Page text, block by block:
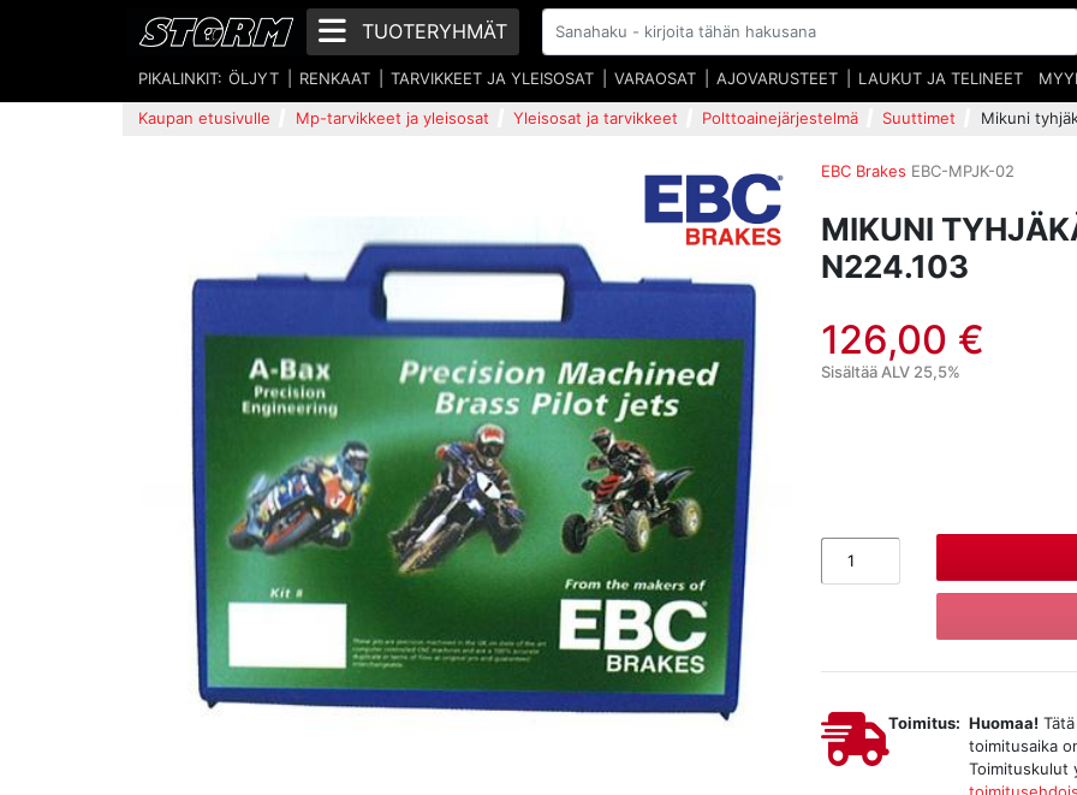
TUOTERYHMÄT
PIKALINKIT: ÖLJYT RENKAAT TARVIKKEET JA YLEISOSAT VARAOSAT AJOVARUSTEET LAUKUT JA TELINEET
Kaupan etusivulle Mp-tarvikkeet ja yleisosat Yleisosat ja tarvikkeet Polttoainejärjestelmä Suuttimet Mikuni
EBC Brakes EBC-MPJK-02
MIKUNI
N224.103
126,00 €
Sisältää ALV 25,5%
Toimitus: Huomaa!
toimitusaika
Toimituskulut